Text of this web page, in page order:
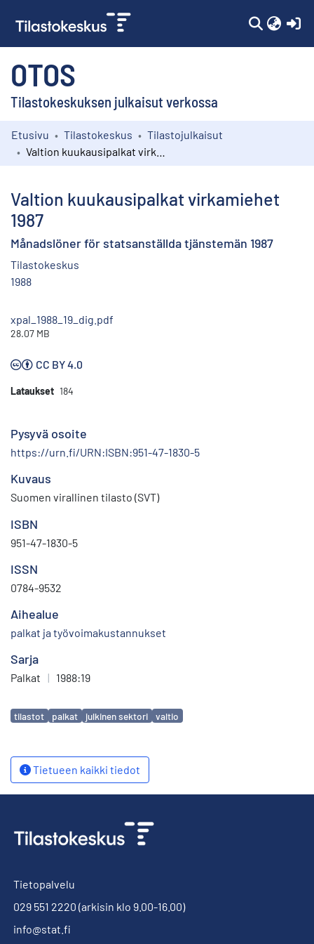
OTOS
Tilastokeskuksen julkaisut verkossa
Kokoelmat
Etusivu Tilastokeskus
Tilastojulkaisut
Valtion kuukausipalkat virkamiehet
1987
Månadslöner för statsanställda tjänstemän 1987
Tilastokeskus
1988
xpal_1988_19_dig.pdf
28.07 MB
CC BY 4.0
Lataukset 184
Pysyvä osoite
https://urn.fi/URN:ISBN:951-47-1830-5
Kuvaus
Suomen virallinen tilasto (SVT)
ISBN
951-47-1830-5
ISSN
0784-9532
Aihealue
palkat ja työvoimakustannukset
Sarja
Palkat | 1988:19
Avainsanat
tilastot palkat julkinen sektori valtio
Tietueen kaikki tiedot
Tietopalvelu
029 551 2220 (arkisin klo 9.00-16.00)
info@stat.fi